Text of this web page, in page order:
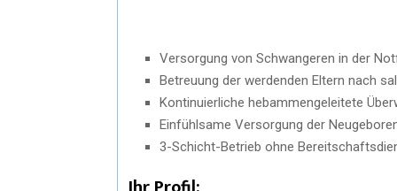
Versorgung von Schwangeren in der
Betreuung der werdenden Eltern nach
Kontinuierliche hebammengeleitete
Einfühlsame Versorgung der
3-Schicht-Betrieb ohne